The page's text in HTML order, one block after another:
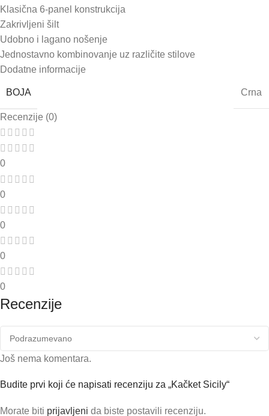
Klasična 6-panel konstrukcija
Zakrivljeni šilt
Udobno i lagano nošenje
Jednostavno kombinovanje uz različite stilove
Dodatne informacije
BOJA Crna
Recenzije (0)
0
0
0
0
0
Recenzije
Još nema komentara.
Budite prvi koji će napisati recenziju za „Kačket Sicily“
Morate biti prijavljeni da biste postavili recenziju.